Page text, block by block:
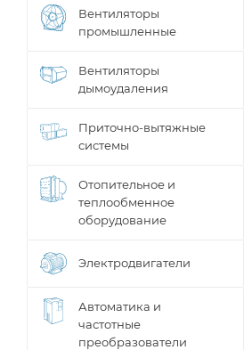
Вентиляторы
промышленные
Вентиляторы
дымоудаления
Приточно-вытяжные
системы
Отопительное и
теплообменное
оборудование
Электродвигатели
Автоматика и
частотные
преобразователи